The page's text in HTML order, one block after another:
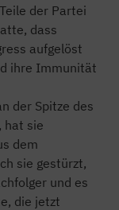
der Partei
dass
aufgelöst
ihre Immunität
der Spitze des
hat sie
dem
sie gestürzt,
und es
die jetzt